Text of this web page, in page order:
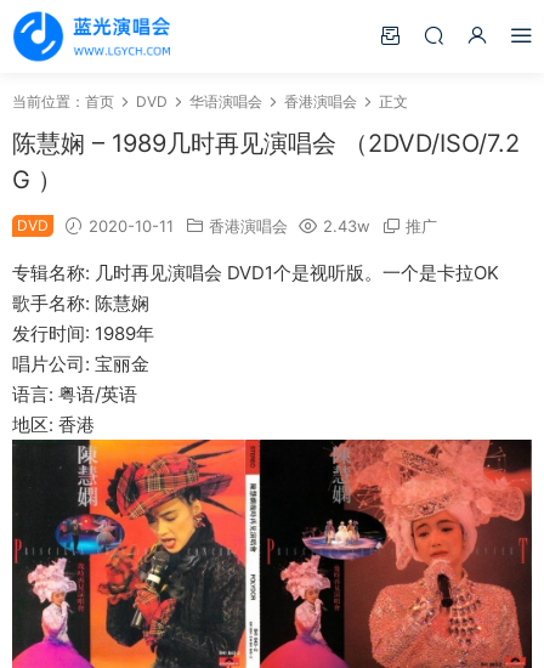
当前位置： 首页 DVD 华语演唱会 香港演唱会 正文
陈慧娴 – 1989几时再见演唱会 （2DVD/ISO/7.2
G ）
DVD 2020-10-11 香港演唱会 2.43w 推广
专辑名称: 几时再见演唱会 DVD1个是视听版。一个是卡拉OK
歌手名称: 陈慧娴
发行时间: 1989年
唱片公司: 宝丽金
语言: 粤语/英语
地区: 香港